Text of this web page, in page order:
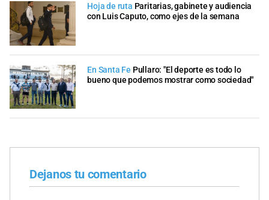
Hoja de ruta Paritarias, gabinete y audiencia
con Luis Caputo, como ejes de la semana
En Santa Fe Pullaro: "El deporte es todo lo
bueno que podemos mostrar como sociedad"
Dejanos tu comentario